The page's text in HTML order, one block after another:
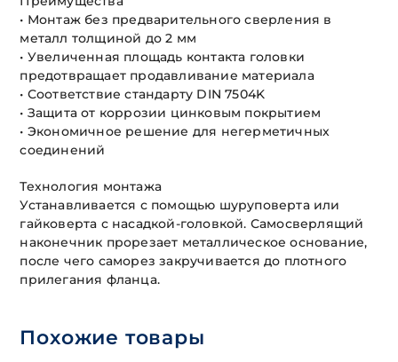
• Монтаж без предварительного сверления в
металл толщиной до 2 мм
• Увеличенная площадь контакта головки
предотвращает продавливание материала
• Соответствие стандарту DIN 7504K
• Защита от коррозии цинковым покрытием
• Экономичное решение для негерметичных
соединений
Технология монтажа
Устанавливается с помощью шуруповерта или
гайковерта с насадкой-головкой. Самосверлящий
наконечник прорезает металлическое основание,
после чего саморез закручивается до плотного
прилегания фланца.
Похожие товары